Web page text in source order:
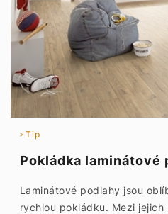
Tip
Pokládka laminátové
Laminátové podlahy jsou
rychlou pokládku. Mezi